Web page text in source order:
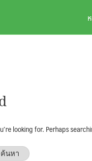
looking for. Perhaps